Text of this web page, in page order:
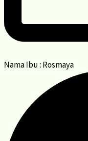
Nama Ibu : Rosmaya